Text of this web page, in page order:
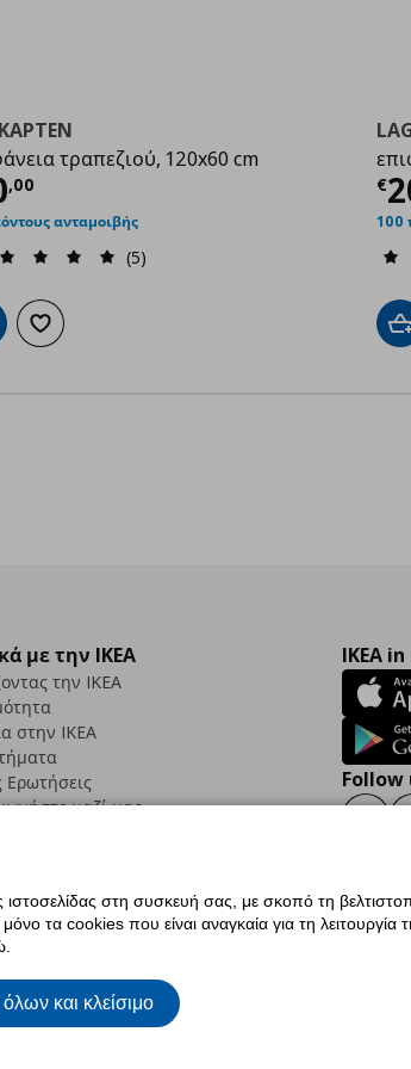
τραπεζιού, 120x60 cm
,00 τιμή
ανταμοιβής
(5)
στο καλάθι
Προσθήκη στα αγαπημένα
€
100
με την IKEA
την IKEA
στην IKEA
Ερωτήσεις
μαζί μας
IKEA
Follow
Γενική Πολιτική
στη συσκευή σας, με σκοπό τη
cookies που είναι αναγκαία για τη λειτουργία
και κλείσιμο